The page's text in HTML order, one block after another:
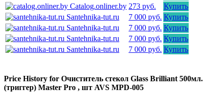
Catalog.onliner.by 273 руб.
Купить
Santehnika-tut.ru
7 000 руб. Купить
Santehnika-tut.ru
7 000 руб. Купить
Santehnika-tut.ru
7 000 руб. Купить
Santehnika-tut.ru
7 000 руб. Купить
Price History for Очиститель стекол Glass Brilliant 500мл.
(триггер) Master Pro , шт AVS MPD-005